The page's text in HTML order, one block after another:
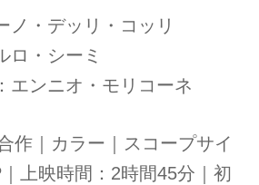
ノ・デッリ・コッリ
ロ・シーミ
エンニオ・モリコーネ
作｜カラー｜スコープサイ
上映時間：2時間45分｜初